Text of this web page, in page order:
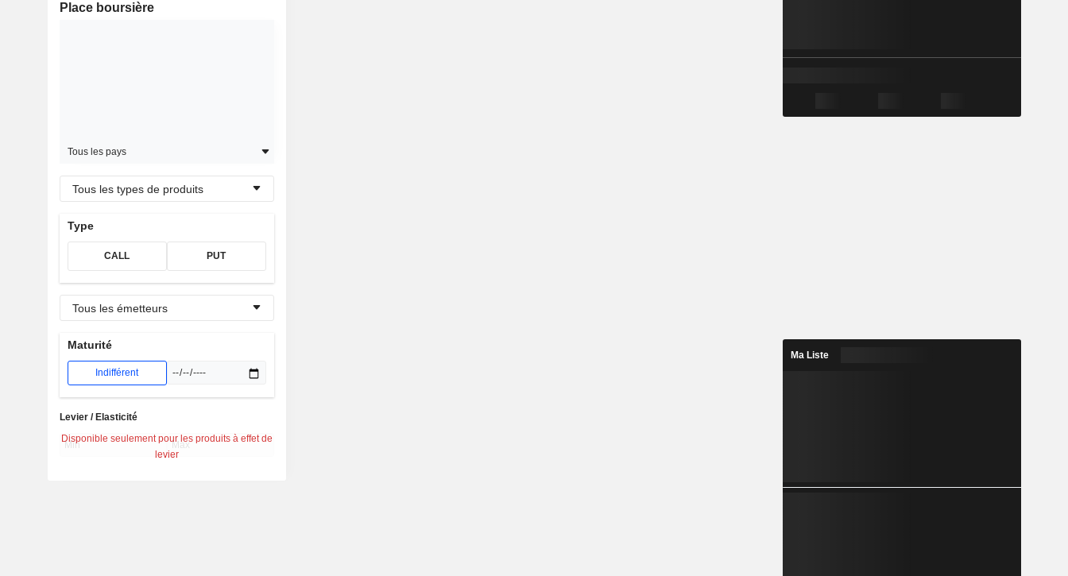
Place boursière
Tous les pays
Tous les types de produits
Type
CALL PUT
Tous les émetteurs
Maturité
Indifférent
Disponible seulement pour les produits à effet de
levier
Levier / Elasticité
Ma Liste